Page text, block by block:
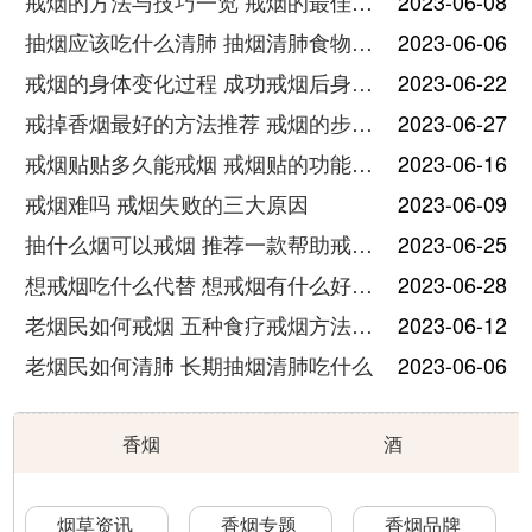
抽烟应该吃什么清肺 抽烟清肺食物推荐
2023-06-06
戒烟的身体变化过程 成功戒烟后身体各阶段的变化
2023-06-22
戒掉香烟最好的方法推荐 戒烟的步骤详解
2023-06-27
戒烟贴贴多久能戒烟 戒烟贴的功能和使用方法说明
2023-06-16
戒烟难吗 戒烟失败的三大原因
2023-06-09
抽什么烟可以戒烟 推荐一款帮助戒烟的香烟品牌
2023-06-25
想戒烟吃什么代替 想戒烟有什么好办法
2023-06-28
老烟民如何戒烟 五种食疗戒烟方法推荐
2023-06-12
老烟民如何清肺 长期抽烟清肺吃什么
2023-06-06
香烟 酒
烟草资讯 香烟专题 香烟品牌